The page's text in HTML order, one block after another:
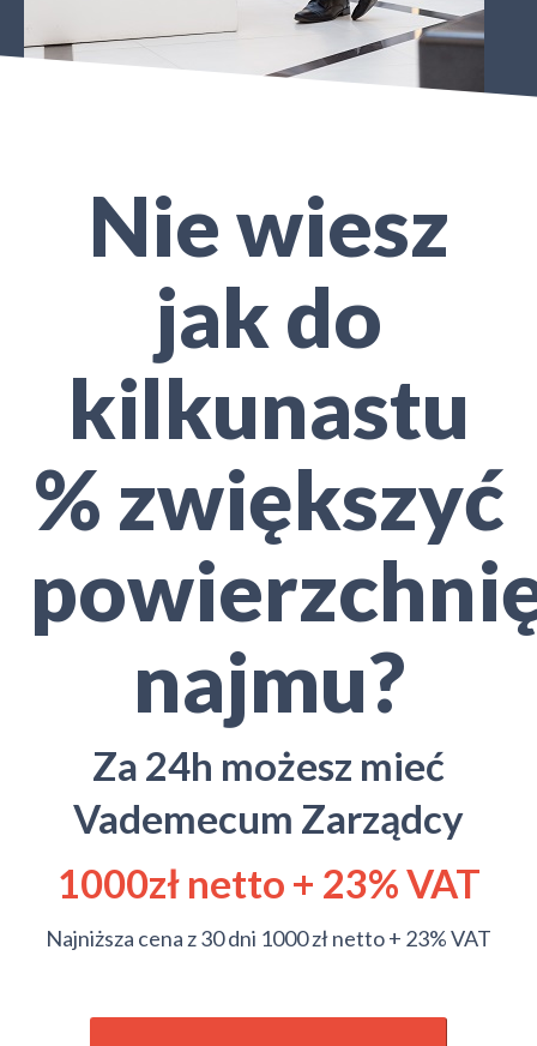
Nie wiesz
jak do
kilkunastu
% zwiększyć
najmu?
Za 24h możesz mieć
Vademecum Zarządcy
1000zł netto + 23% VAT
Najniższa cena z 30 dni 1000 zł netto + 23% VAT